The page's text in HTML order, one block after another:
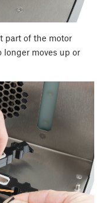
part of the motor
moves up or